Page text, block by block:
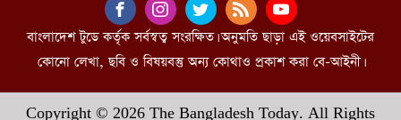
বাংলাদেশ টুডে কর্তৃক সর্বস্বত্ব সংরক্ষিত। অনুমতি ছাড়া এই ওয়েবসাইটের
কোনো লেখা, ছবি ও বিষয়বস্তু অন্য কোথাও প্রকাশ করা বে-আইনী।
Copyright © 2026 The Bangladesh Today. All Rights